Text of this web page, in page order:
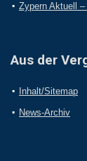
Zypern Aktuell
Aus der
Inhalt/Sitemap
News-Archiv